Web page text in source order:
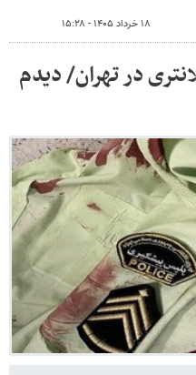
۱۸ خرداد ۱۴۰۵ - ۱۵:۲۸
در تهران/ دیدم